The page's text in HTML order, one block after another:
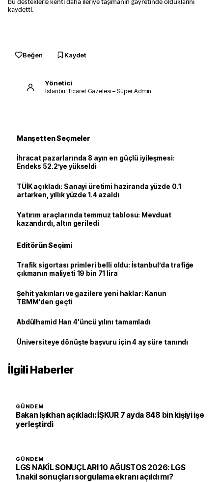
bu desteklerle kenti daha ileriye taşımanın gayretinde olduklarını
kaydetti.
Beğen Kaydet
Yönetici
İstanbul Ticaret Gazetesi – Süper Admin
Manşetten Seçmeler
İhracat pazarlarında 8 ayın en güçlü iyileşmesi:
Endeks 52.2’ye yükseldi
TÜİK açıkladı: Sanayi üretimi haziranda yüzde 0.1
artarken, yıllık yüzde 1.4 azaldı
Yatırım araçlarında temmuz tablosu: Mevduat
kazandırdı, altın geriledi
Editörün Seçimi
Trafik sigortası primleri belli oldu: İstanbul’da trafiğe
çıkmanın maliyeti 19 bin 71 lira
Şehit yakınları ve gazilere yeni haklar: Kanun
TBMM'den geçti
Abdülhamid Han 4'üncü yılını tamamladı
Üniversiteye dönüşte başvuru için 4 ay süre tanındı
İlgili Haberler
GÜNDEM
Bakan Işıkhan açıkladı: İŞKUR 7 ayda 848 bin kişiyi işe
yerleştirdi
GÜNDEM
LGS NAKİL SONUÇLARI 10 AĞUSTOS 2026: LGS
1.nakil sonuçları sorgulama ekranı açıldı mı?